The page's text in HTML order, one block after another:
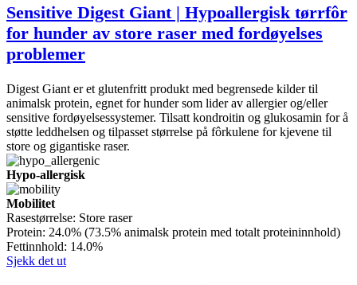
Sensitive Digest Giant | Hypoallergisk tørrfôr
for hunder av store raser med fordøyelses
problemer
Digest Giant er et glutenfritt produkt med begrensede kilder til
animalsk protein, egnet for hunder som lider av allergier og/eller
sensitive fordøyelsessystemer. Tilsatt kondroitin og glukosamin for å
støtte leddhelsen og tilpasset størrelse på fôrkulene for kjevene til
store og gigantiske raser.
Hypo-allergisk
Mobilitet
Rasestørrelse: Store raser
Protein: 24.0% (73.5% animalsk protein med totalt proteininnhold)
Fettinnhold: 14.0%
Sjekk det ut